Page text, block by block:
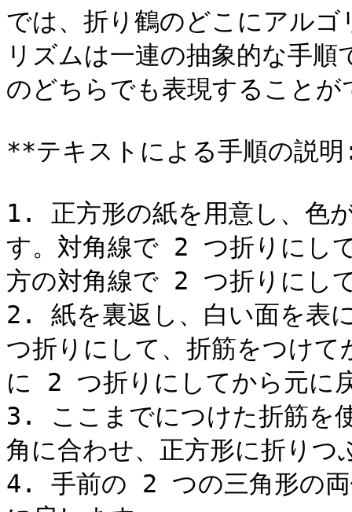
では、折り鶴のどこにアル
リズムは一連の抽象的な手
のどちらでも表現することが
**テキストによる手順の説
1. 正方形の紙を用意し、色
す。対角線で 2 つ折りにし
方の対角線で 2 つ折りにし
2. 紙を裏返し、白い面を表
つ折りにして、折筋をつけ
に 2 つ折りにしてから元に
3. ここまでにつけた折筋を
角に合わせ、正方形に折りつ
4. 手前の 2 つの三角形の両